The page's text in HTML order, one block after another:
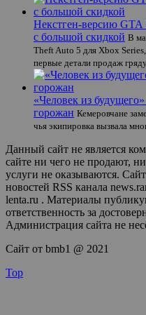
Некстген-версию GTA
с большой скидкой В
Theft Auto 5 для Xbox
первые детали продаж
«Человек из
горожан Кемеровчане
чья экипировка вызвала
Данный сайт не является
сайте ни чего не продают,
услуги не оказываются.
новостей RSS канала
lenta.ru . Материалы
ответственность за
Администрация сайта не
Сайт от bmb1 @ 2021
Top